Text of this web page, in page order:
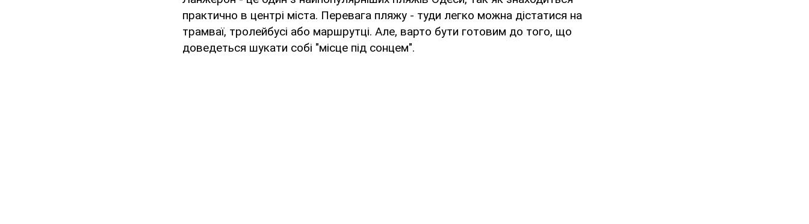
практично в центрі міста. Перевага пляжу - туди легко можна дістатися на
трамваї, тролейбусі або маршрутці. Але, варто бути готовим до того, що
доведеться шукати собі "місце під сонцем".